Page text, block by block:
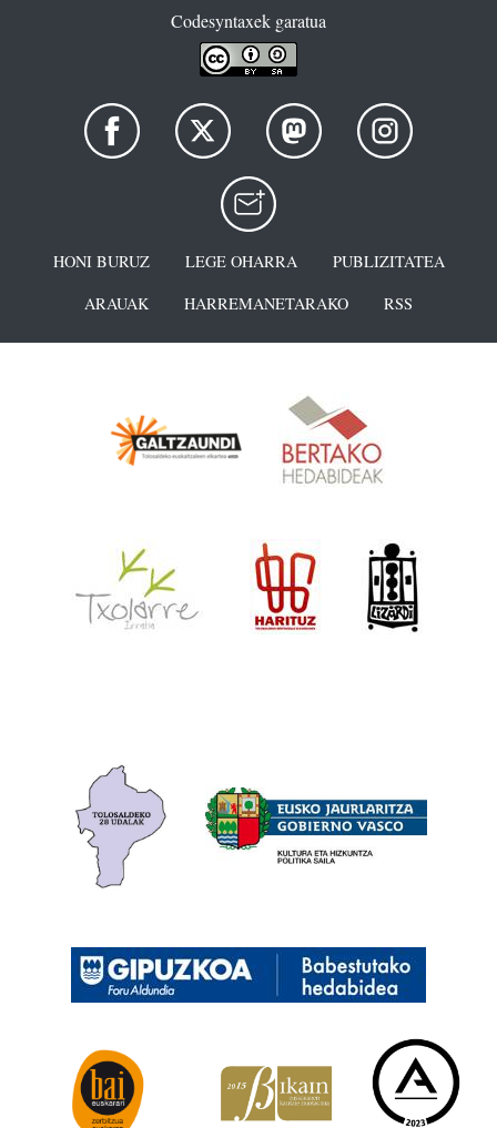
Codesyntaxek garatua
HONI BURUZ LEGE OHARRA
PUBLIZITATEA
ARAUAK
HARREMANETARAKO RSS